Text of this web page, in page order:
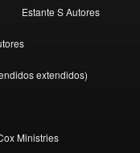
Estante S Autores
extendidos)
Ministries